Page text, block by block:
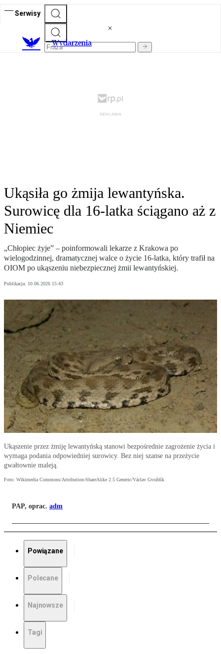
Serwisy
Wydarzenia
Ukąsiła go żmija lewantyńska.
Surowicę dla 16-latka ściągano aż z
Niemiec
„Chłopiec żyje” – poinformowali lekarze z Krakowa po
wielogodzinnej, dramatycznej walce o życie 16-latka, który trafił na
OIOM po ukąszeniu niebezpiecznej żmii lewantyńskiej.
Publikacja: 10.06.2026 15:43
Ukąszenie przez żmiję lewantyńską stanowi bezpośrednie zagrożenie życia i
wymaga podania odpowiedniej surowicy. Bez niej szanse na przeżycie
gwałtownie maleją.
Foto: Wikimedia Commons/Attribution-ShareAlike 2.5 Generic/Václav Gvoždík
PAP, oprac. adm
Powiązane
Polecane
Najnowsze
Tagi